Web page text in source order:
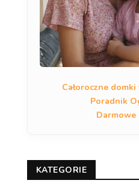
Całoroczne
Poradnik
Darmowe
KATEGORIE